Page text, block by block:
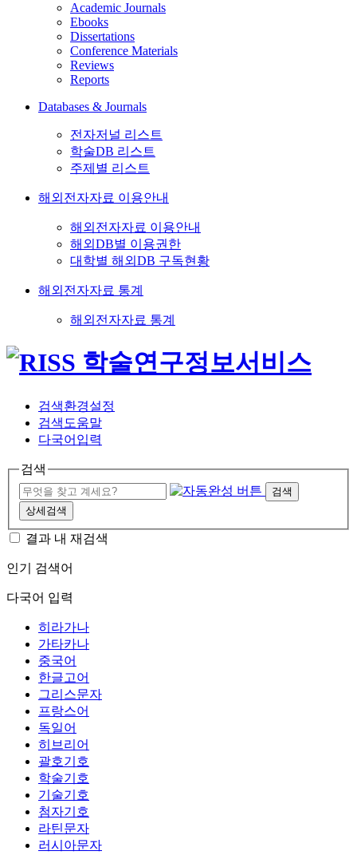
Academic Journals
Ebooks
Dissertations
Conference Materials
Reviews
Reports
Databases & Journals
전자저널 리스트
학술DB 리스트
주제별 리스트
해외전자자료 이용안내
해외전자자료 이용안내
해외DB별 이용권한
대학별 해외DB 구독현황
해외전자자료 통계
해외전자자료 통계
검색환경설정
검색도움말
다국어입력
검색
검색
상세검색
결과 내 재검색
인기 검색어
다국어 입력
히라가나
가타카나
중국어
한글고어
그리스문자
프랑스어
독일어
히브리어
괄호기호
학술기호
기술기호
첨자기호
라틴문자
러시아문자